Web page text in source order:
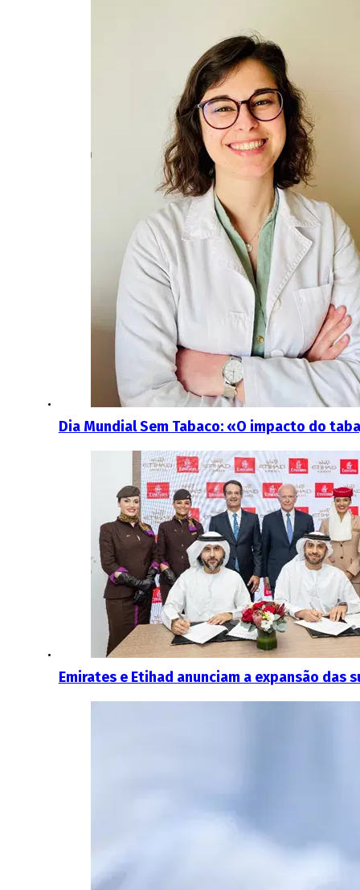
Dia Mundial Sem Tabaco: «O impacto do
Emirates e Etihad anunciam a expansão das